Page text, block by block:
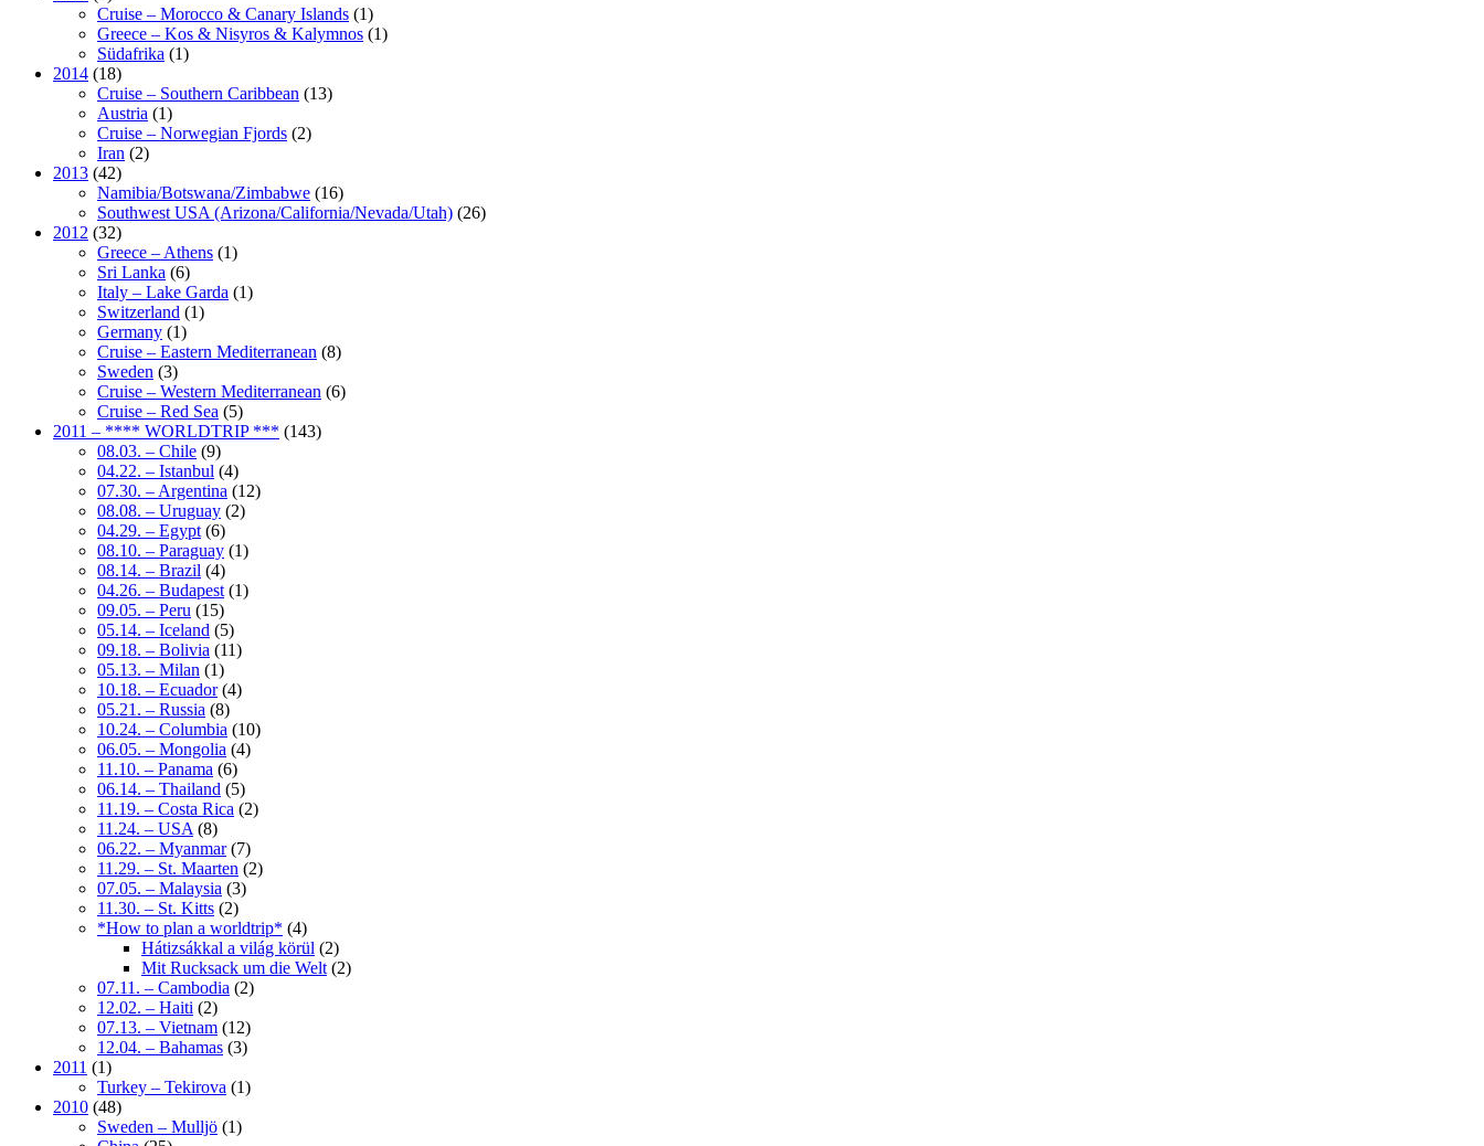
Cruise – Morocco & Canary Islands (1)
Greece – Kos & Nisyros & Kalymnos (1)
Südafrika (1)
2014 (18)
Cruise – Southern Caribbean (13)
Austria (1)
Cruise – Norwegian Fjords (2)
Iran (2)
2013 (42)
Namibia/Botswana/Zimbabwe (16)
Southwest USA (Arizona/California/Nevada/Utah) (26)
2012 (32)
Greece – Athens (1)
Sri Lanka (6)
Italy – Lake Garda (1)
Switzerland (1)
Germany (1)
Cruise – Eastern Mediterranean (8)
Sweden (3)
Cruise – Western Mediterranean (6)
Cruise – Red Sea (5)
2011 – **** WORLDTRIP *** (143)
08.03. – Chile (9)
04.22. – Istanbul (4)
07.30. – Argentina (12)
08.08. – Uruguay (2)
04.29. – Egypt (6)
08.10. – Paraguay (1)
08.14. – Brazil (4)
04.26. – Budapest (1)
09.05. – Peru (15)
05.14. – Iceland (5)
09.18. – Bolivia (11)
05.13. – Milan (1)
10.18. – Ecuador(4)
05.21. – Russia (8)
10.24. – Columbia (10)
06.05. – Mongolia (4)
11.10. – Panama (6)
06.14. – Thailand (5)
11.19. – Costa Rica (2)
11.24. – USA (8)
06.22. – Myanmar(7)
11.29. – St. Maarten (2)
07.05. – Malaysia (3)
11.30. – St. Kitts (2)
*How to plan a worldtrip* (4)
Hátizsákkal a világ körül (2)
Mit Rucksack um die Welt (2)
07.11. – Cambodia (2)
12.02. – Haiti (2)
07.13. – Vietnam (12)
12.04. – Bahamas (3)
2011 (1)
Turkey – Tekirova (1)
2010 (48)
Sweden – Mulljö (1)